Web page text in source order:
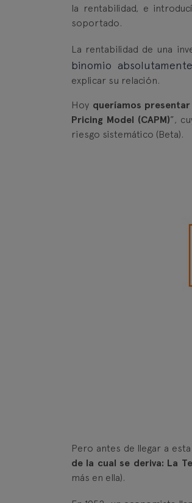
la rentabilidad, e
soportado.
La rentabilidad de una
binomio
explicar su relación.
Hoy queríamos
Pricing Model (CAPM)”,
riesgo sistemático (Beta).
Pero antes de llegar a
de la cual se deriva: La
más en ella).